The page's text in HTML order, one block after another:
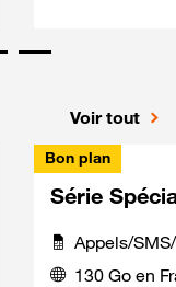
Voir tout
Bon plan
Série
Appels/
130 Go en